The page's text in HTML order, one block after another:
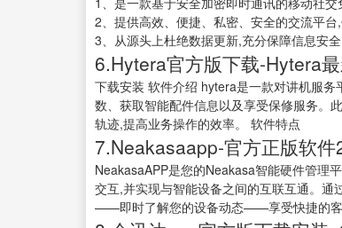
2、提供高效、便捷、私密、安全的交流平台
3、从源头上杜绝数据更新,充分保障信息安
6.Hytera官方版下载-Hytera
下载安装 软件介绍 hytera是一款对讲机服
数、获取智能配件信息以及享受保修服务。
轨迹,提高业务操作的效率。 软件特点
7.Neakasaapp-官方正版软
NeakasaAPP是您的Neakasa智能硬件管理
交互,并实现与智能设备之间的互联互通。
——即时了解您的设备动态——享受快捷的